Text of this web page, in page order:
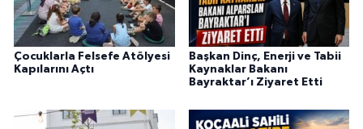
Çocuklarla Felsefe Atölyesi
Kapılarını Açtı
Başkan Dinç, Enerji ve Tabii
Kaynaklar Bakanı
Bayraktar’ı Ziyaret Etti